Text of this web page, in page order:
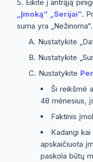
Eikite į antrąją
„Įmoką“ „Serijai“.
suma yra „Nežinoma“.
Nustatykite
Nustatykite
Nustatykite
Ši reikšmė
48 mėnesius,
Faktinis
Kadangi
apskaičiuota
paskola būtų